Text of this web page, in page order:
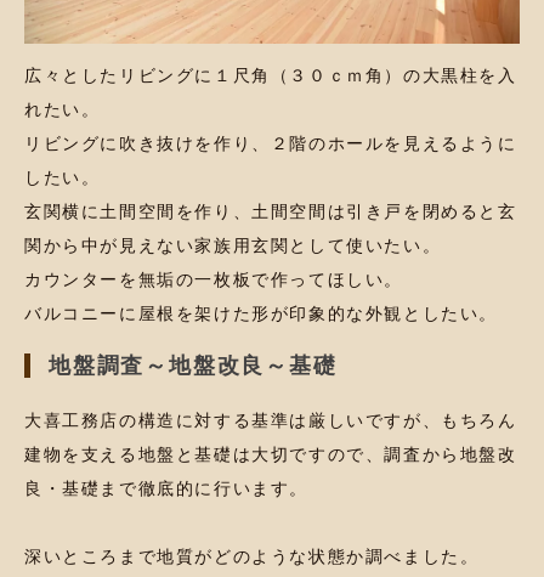
広々としたリビングに１尺角（３０ｃｍ角）の大黒柱を入
れたい。
リビングに吹き抜けを作り、２階のホールを見えるように
したい。
玄関横に土間空間を作り、土間空間は引き戸を閉めると玄
関から中が見えない家族用玄関として使いたい。
カウンターを無垢の一枚板で作ってほしい。
バルコニーに屋根を架けた形が印象的な外観としたい。
地盤調査～地盤改良～基礎
大喜工務店の構造に対する基準は厳しいですが、もちろん
建物を支える地盤と基礎は大切ですので、調査から地盤改
良・基礎まで徹底的に行います。
深いところまで地質がどのような状態か調べました。